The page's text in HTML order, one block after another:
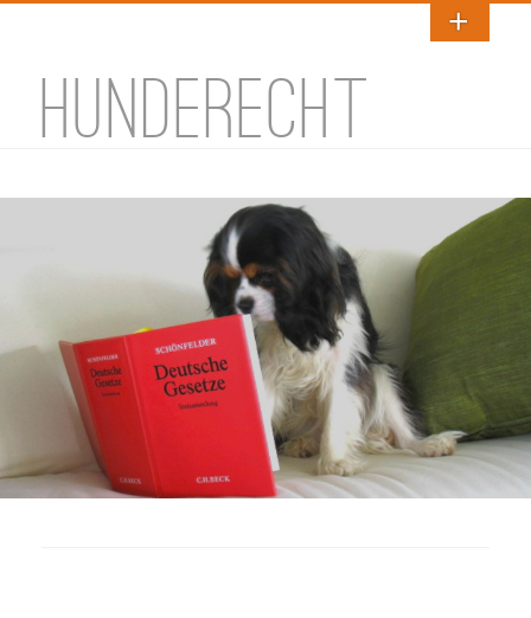
HUNDERECHT